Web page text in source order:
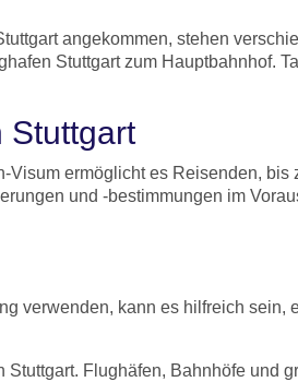
angekommen, stehen
Stuttgart zum Hauptbahnhof.
Stuttgart
ermöglicht es Reisenden, bis
und -bestimmungen im
verwenden, kann es hilfreich sein,
Flughäfen, Bahnhöfe und